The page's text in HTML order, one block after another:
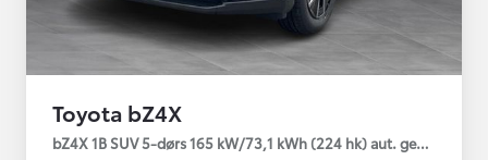
Toyota bZ4X
bZ4X 1B SUV 5-dørs 165 kW/73,1 kWh (224 hk) aut. gear